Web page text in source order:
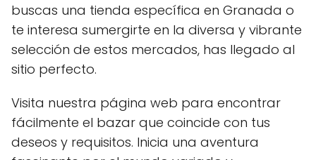
buscas una tienda específica en Granada o
te interesa sumergirte en la diversa y vibrante
selección de estos mercados, has llegado al
sitio perfecto.
Visita nuestra página web para encontrar
fácilmente el bazar que coincide con tus
deseos y requisitos. Inicia una aventura